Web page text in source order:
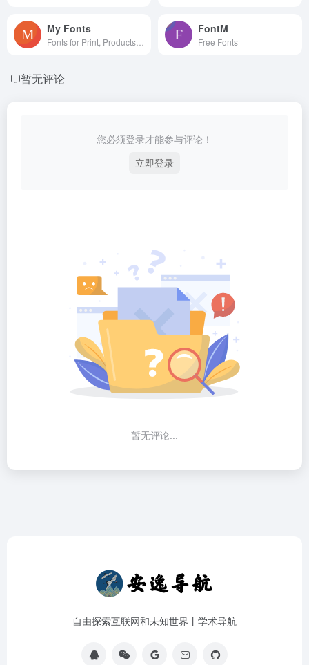
My Fonts FontM
Free Fonts
暂无评论
您必须登录才能参与评论！
立即登录
暂无评论...
自由探索互联网和未知世界丨学术导航